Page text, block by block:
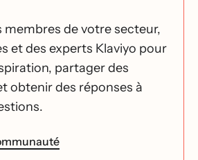
membres de votre secteur,
et des experts Klaviyo pour
partager des
obtenir des réponses à